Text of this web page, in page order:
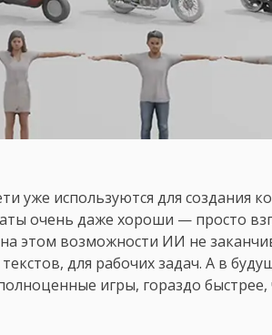
уже используются для создания
очень даже хороши — просто
этом возможности ИИ не
для рабочих задач. А в
игры, гораздо